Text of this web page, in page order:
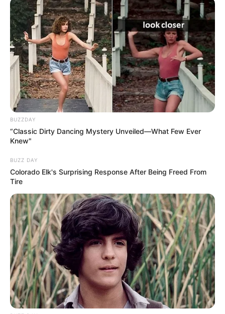
BUZZDAY
“Classic Dirty Dancing Mystery Unveiled—What Few Ever
Knew"
BUZZ DAY
Colorado Elk's Surprising Response After Being Freed From
Tire